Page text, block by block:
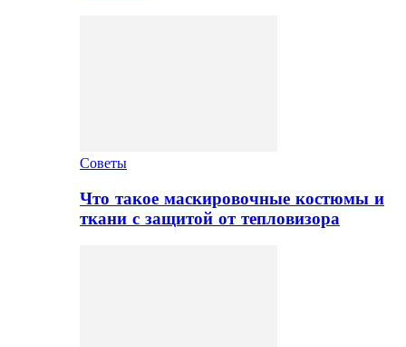
Советы
Что такое маскировочные костюмы и
ткани с защитой от тепловизора